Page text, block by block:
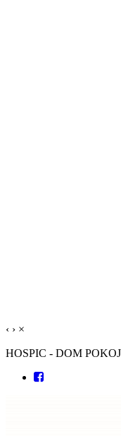
‹ › ×
HOSPIC - DOM